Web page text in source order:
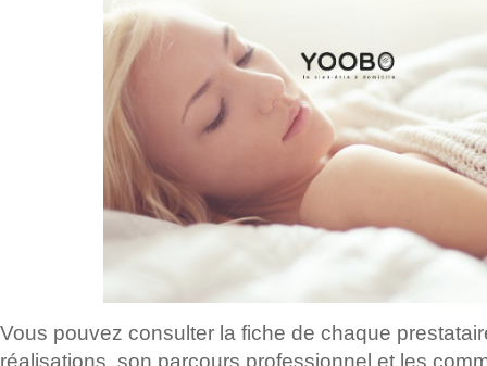
Vous pouvez consulter la fiche de chaque
réalisations, son parcours professionnel et les